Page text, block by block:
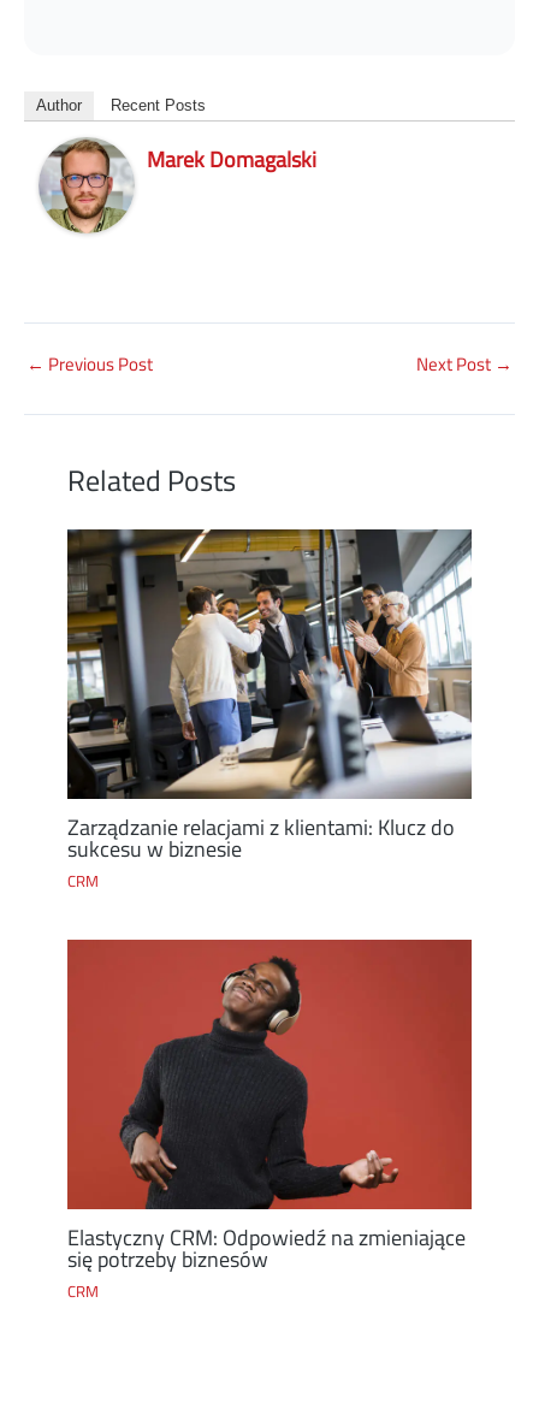
Author Recent Posts
Marek Domagalski
← Previous Post Next Post →
Related Posts
Zarządzanie relacjami z klientami: Klucz do
sukcesu w biznesie
CRM
Elastyczny CRM: Odpowiedź na zmieniające
się potrzeby biznesów
CRM